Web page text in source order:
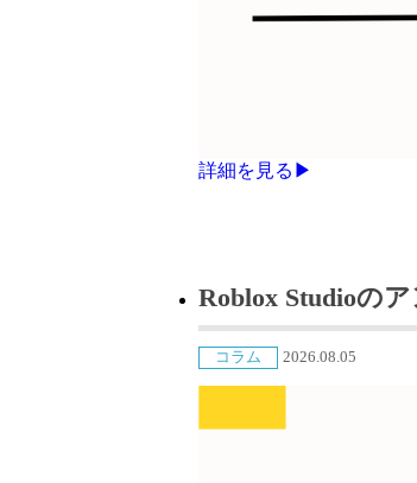
詳細を見る▶
Roblox Studioの
コラム 2026.08.05